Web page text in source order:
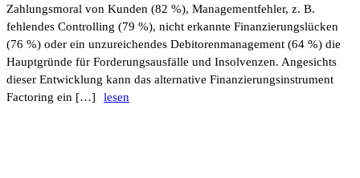
Zahlungs­moral von Kunden (82 %), Manage­ment­fehler, z. B.
fehlendes Control­ling (79 %), nicht erkannte Finan­zie­rungs­lü­cken
(76 %) oder ein unzu­rei­chendes Debi­to­ren­ma­nage­ment (64 %) die
Haupt­gründe für Forde­rungs­aus­fälle und Insol­venzen. Ange­sichts
dieser Entwick­lung kann das alter­na­tive Finan­zie­rungs­in­stru­ment
Facto­ring ein […]
lesen